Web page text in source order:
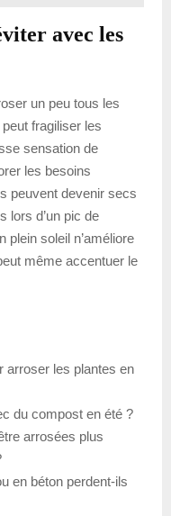
avec les
un peu tous les
fragiliser les
sensation de
les besoins
peuvent devenir secs
lors d’un pic de
plein soleil n’améliore
même accentuer le
arroser les plantes en
du compost en été ?
arrosées plus
en béton perdent-ils